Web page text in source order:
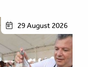
29 August 2026